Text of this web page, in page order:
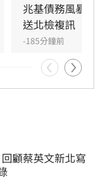
捕，聲押禁見。
檢方將持續追查
慌，目前林佑
兆基債務風暴
送北檢複訊
-185分鐘前
顧蔡英文新北寫